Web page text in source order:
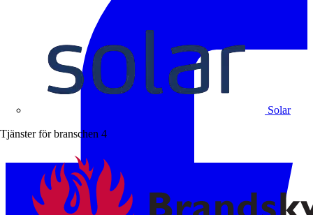
Solar
Tjänster för branschen 4